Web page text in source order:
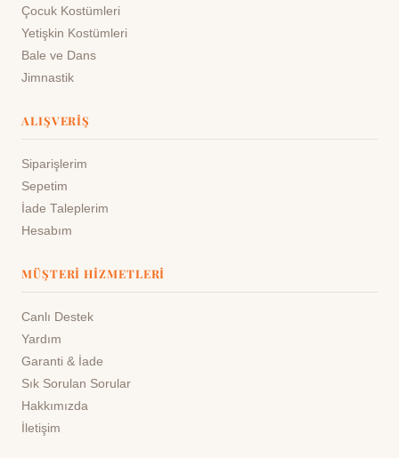
Çocuk Kostümleri
Yetişkin Kostümleri
Bale ve Dans
Jimnastik
ALIŞVERIŞ
Siparişlerim
Sepetim
İade Taleplerim
Hesabım
MÜŞTERI HIZMETLERI
Canlı Destek
Yardım
Garanti & İade
Sık Sorulan Sorular
Hakkımızda
İletişim